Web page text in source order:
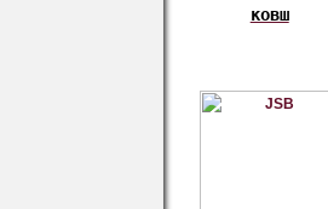
ковш